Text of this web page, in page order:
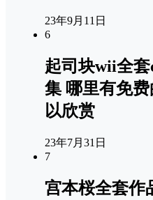
23年9月11日
6
起司块wii全套
集 哪里有免
以欣赏
23年7月31日
7
宫本桜全套作